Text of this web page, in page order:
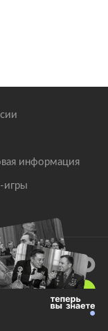
информация
игры